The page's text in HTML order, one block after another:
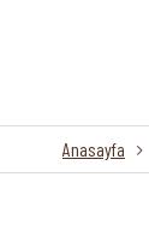
Anasayfa